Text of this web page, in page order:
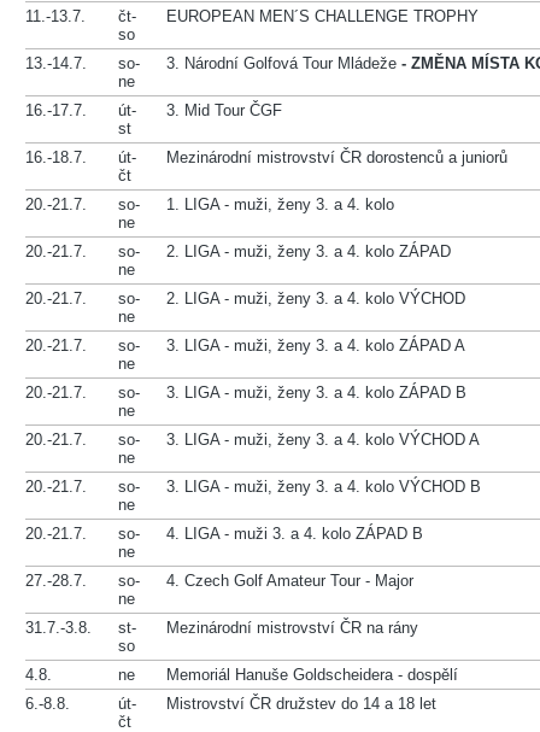
11.-13.7.
čt-
so
EUROPEAN MEN´S CHALLENGE TROPHY
13.-14.7.
so-
ne
3. Národní Golfová Tour Mládeže - ZMĚNA MÍSTA
16.-17.7.
út-
st
3. Mid Tour ČGF
16.-18.7.
út-
čt
Mezinárodní mistrovství ČR dorostenců a juniorů
20.-21.7.
so-
ne
1. LIGA - muži, ženy 3. a 4. kolo
20.-21.7.
so-
ne
2. LIGA - muži, ženy 3. a 4. kolo ZÁPAD
20.-21.7.
so-
ne
2. LIGA - muži, ženy 3. a 4. kolo VÝCHOD
20.-21.7.
so-
ne
3. LIGA - muži, ženy 3. a 4. kolo ZÁPAD A
20.-21.7.
so-
ne
3. LIGA - muži, ženy 3. a 4. kolo ZÁPAD B
20.-21.7.
so-
ne
3. LIGA - muži, ženy 3. a 4. kolo VÝCHOD A
20.-21.7.
so-
ne
3. LIGA - muži, ženy 3. a 4. kolo VÝCHOD B
20.-21.7.
so-
ne
4. LIGA - muži 3. a 4. kolo ZÁPAD B
27.-28.7.
so-
ne
4. Czech Golf Amateur Tour - Major
31.7.-3.8.
st-
so
Mezinárodní mistrovství ČR na rány
4.8. ne
Memoriál Hanuše Goldscheidera - dospělí
6.-8.8.
út-
čt
Mistrovství ČR družstev do 14 a 18 let